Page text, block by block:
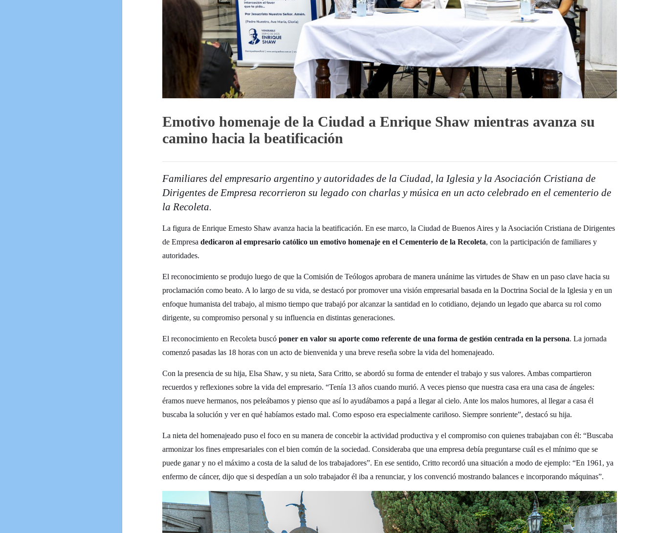
Emotivo homenaje de la Ciudad a Enrique Shaw mientras avanza su
camino hacia la beatificación
Familiares del empresario argentino y autoridades de la Ciudad, la Iglesia y la Asociación Cristiana de
Dirigentes de Empresa recorrieron su legado con charlas y música en un acto celebrado en el cementerio de
la Recoleta.
La figura de Enrique Ernesto Shaw avanza hacia la beatificación. En ese marco, la Ciudad de Buenos Aires y la Asociación Cristiana de Dirigentes
de Empresadedicaron al empresario católico un emotivo homenaje en el Cementerio de la Recoleta, con la participación de familiares y
autoridades.
El reconocimiento se produjo luego de que la Comisión de Teólogos aprobara de manera unánime las virtudes de Shaw en un paso clave hacia su
proclamación como beato. A lo largo de su vida, se destacó por promover una visión empresarial basada en la Doctrina Social de la Iglesia y en un
enfoque humanista del trabajo, al mismo tiempo que trabajó por alcanzar la santidad en lo cotidiano, dejando un legado que abarca su rol como
dirigente, su compromiso personal y su influencia en distintas generaciones.
El reconocimiento en Recoleta buscóponer en valor su aporte como referente de una forma de gestión centrada en la persona. La jornada
comenzó pasadas las 18 horas con un acto de bienvenida y una breve reseña sobre la vida del homenajeado.
Con la presencia de su hija, Elsa Shaw, y su nieta, Sara Critto, se abordó su forma de entender el trabajo y sus valores. Ambas compartieron
recuerdos y reflexiones sobre la vida del empresario. “Tenía 13 años cuando murió. A veces pienso que nuestra casa era una casa de ángeles:
éramos nueve hermanos, nos peleábamos y pienso que así lo ayudábamos a papá a llegar al cielo. Ante los malos humores, al llegar a casa él
buscaba la solución y ver en qué habíamos estado mal. Como esposo era especialmente cariñoso. Siempre sonriente”, destacó su hija.
La nieta del homenajeado puso el foco en su manera de concebir la actividad productiva y el compromiso con quienes trabajaban con él: “Buscaba
armonizar los fines empresariales con el bien común de la sociedad. Consideraba que una empresa debía preguntarse cuál es el mínimo que se
puede ganar y no el máximo a costa de la salud de los trabajadores”. En ese sentido, Critto recordó una situación a modo de ejemplo: “En 1961, ya
enfermo de cáncer, dijo que si despedían a un solo trabajador él iba a renunciar, y los convenció mostrando balances e incorporando máquinas”.